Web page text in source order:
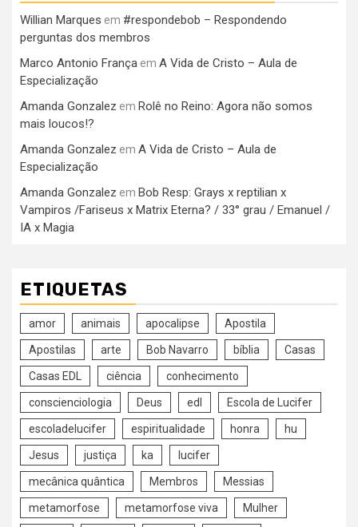
Willian Marques em #respondebob – Respondendo
perguntas dos membros
Marco Antonio França em A Vida de Cristo – Aula de
Especialização
Amanda Gonzalez em Rolê no Reino: Agora não somos
mais loucos!?
Amanda Gonzalez em A Vida de Cristo – Aula de
Especialização
Amanda Gonzalez em Bob Resp: Grays x reptilian x
Vampiros /Fariseus x Matrix Eterna? / 33° grau / Emanuel /
IA x Magia
ETIQUETAS
amor animais apocalipse Apostila
Apostilas arte Bob Navarro bíblia Casas
Casas EDL ciência conhecimento
conscienciologia Deus edl Escola de Lucifer
escoladelucifer espiritualidade honra hu
Jesus justiça ka lucifer
mecânica quântica Membros Messias
metamorfose metamorfose viva Mulher